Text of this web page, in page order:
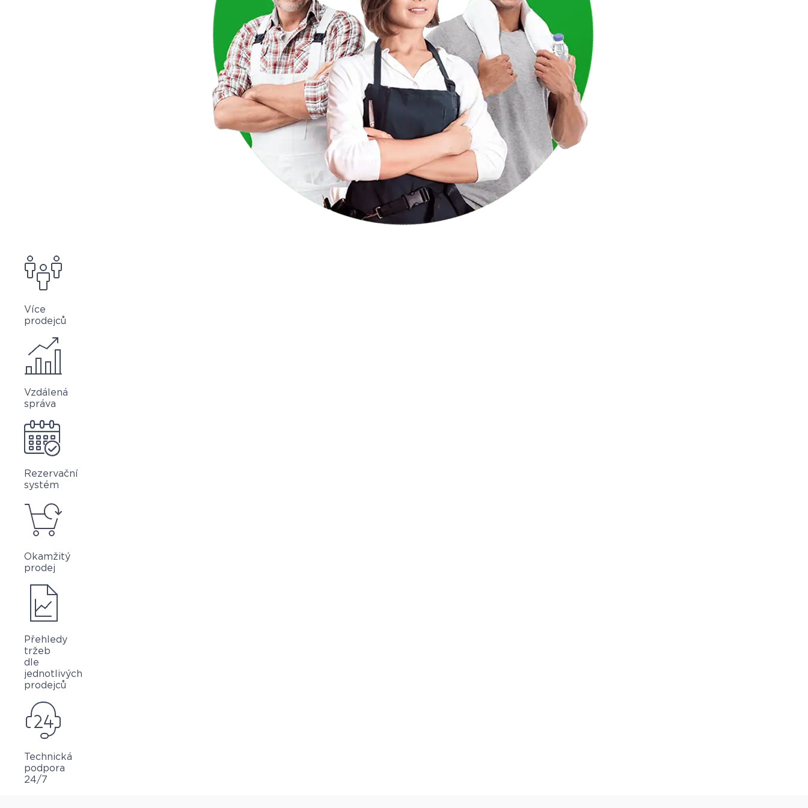
Více
prodejců
Vzdálená
správa
Rezervační
systém
Okamžitý
prodej
Přehledy
tržeb
dle
jednotlivých
prodejců
Technická
podpora
24/7